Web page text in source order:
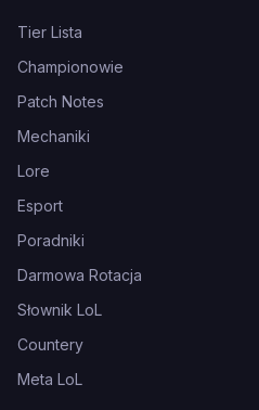
Tier Lista
Championowie
Patch Notes
Mechaniki
Lore
Esport
Poradniki
Darmowa Rotacja
Słownik LoL
Countery
Meta LoL